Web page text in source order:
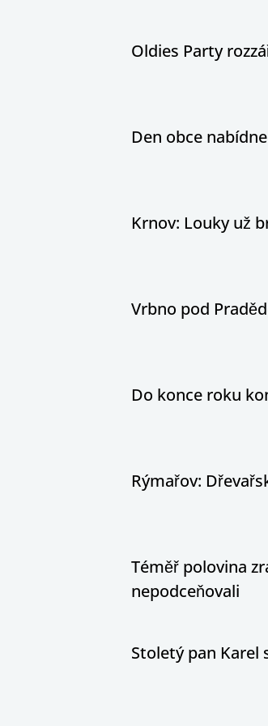
Oldies Party
Den obce
Krnov: Louky už
Vrbno pod
Do konce roku
Rýmařov:
Téměř polovina
nepodceňovali
Stoletý pan Karel